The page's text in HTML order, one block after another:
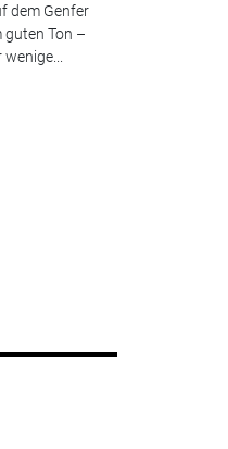
dem Genfer
Ton –